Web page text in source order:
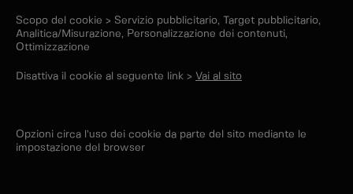
Scopo del cookie > Servizio pubblicitario, Target pubblicitario,
Analitica/Misurazione, Personalizzazione dei contenuti,
Ottimizzazione
Disattiva il cookie al seguente link > Vai al sito
Opzioni circa l’uso dei cookie da parte del sito mediante le
impostazione del browser